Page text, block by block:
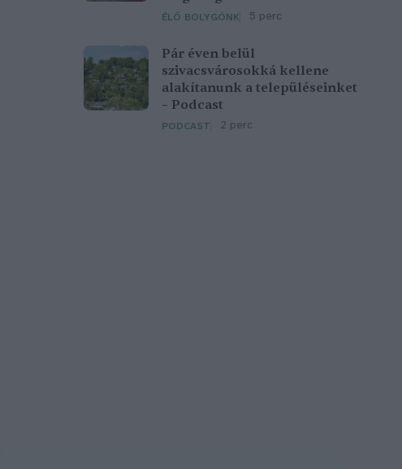
ÉLŐ BOLYGÓNK 5 perc
Pár éven belül
szivacsvárosokká kellene
alakítanunk a településeinket
– Podcast
PODCAST 2 perc